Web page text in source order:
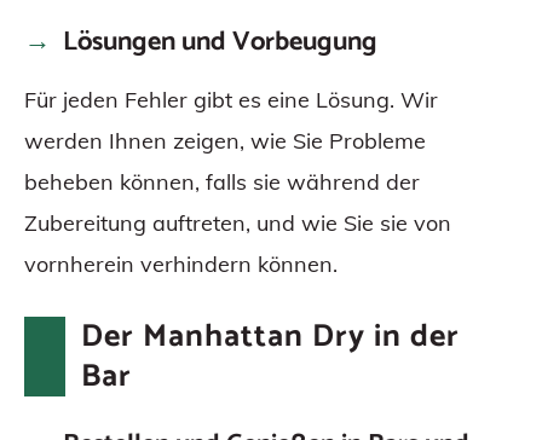
Lösungen und Vorbeugung
Für jeden Fehler gibt es eine Lösung. Wir
werden Ihnen zeigen, wie Sie Probleme
beheben können, falls sie während der
Zubereitung auftreten, und wie Sie sie von
vornherein verhindern können.
Der Manhattan Dry in der
Bar